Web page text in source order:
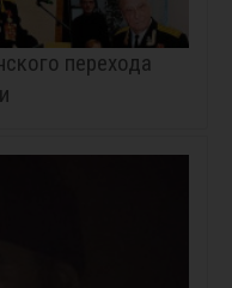
перехода